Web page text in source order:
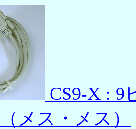
CS9-X : 9
メス・メス）